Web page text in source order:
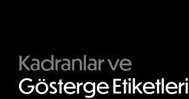
Kadranlar ve
Gösterge Etiketleri